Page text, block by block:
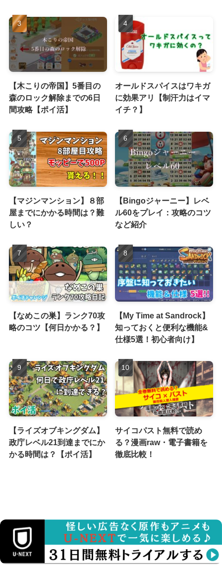
【木こりの帝国】5番目の
森のロック解除までの6日
間攻略【ポイ活】
オールドスパイスはワキガ
に効果アリ【制汗力はイマ
イチ？】
【マジンマンション】８部
屋までにかかる時間は？難
しい？
【Bingoジャーニー】レベ
ル60をプレイ：攻略のコツ
など紹介
【なめこの巣】ランク70攻
略のコツ【何日かかる？】
【My Time at Sandrock】
知っておくと便利な機能&
仕様5選！初心者向け】
【ライズオブキングダム】
政庁レベル21到達までにか
かる時間は？【ポイ活】
サイコパスト無料で読め
る？漫画raw・電子書籍を
徹底比較！
運営者情報 プライバシーポリシー お問い合わせ